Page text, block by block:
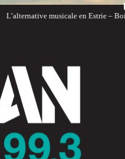
L’alternative musicale en Estrie – Bois-